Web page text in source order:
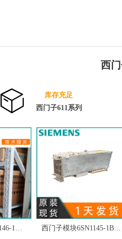
西门子模块 6SN1146-1AB00-0BA1 现货 西门子模块6SN1145-1BB00-0FA1现货
ꁦ
库存充足
西门子611系列
西